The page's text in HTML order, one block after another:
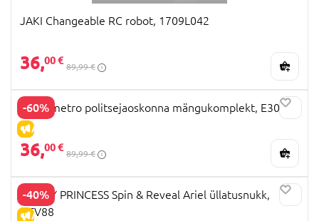
JAKI Changeable RC robot, 1709L042
36,00 €
89,99 €
-60%
ALLAHINDLUS
HAPE metro politsejaoskonna mängukomplekt, E3050
36,00 €
89,99 €
-40%
ALLAHINDLUS
DISNEY PRINCESS Spin & Reveal Ariel üllatusnukk,
HTV88